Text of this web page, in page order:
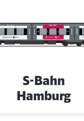
S-Bahn
Hamburg